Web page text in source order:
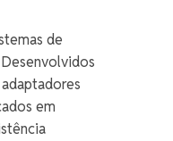
de
em